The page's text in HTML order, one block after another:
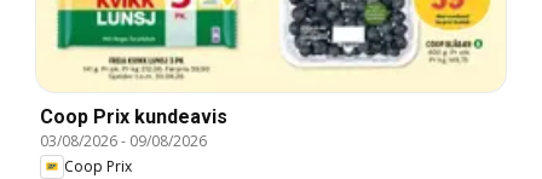
Coop Prix kundeavis
03/08/2026- 09/08/2026
Coop Prix